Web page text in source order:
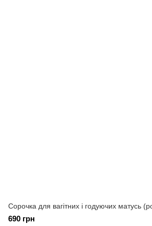
Сорочка для вагітних і годуючих матусь
690 грн